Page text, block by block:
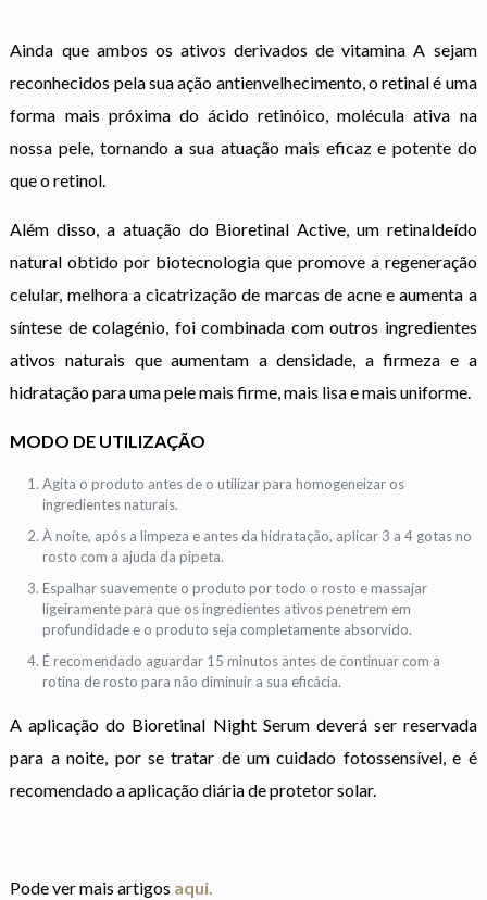
Ainda que ambos os ativos derivados de vitamina A sejam
reconhecidos pela sua ação antienvelhecimento, o retinal é uma
forma mais próxima do ácido retinóico, molécula ativa na
nossa pele, tornando a sua atuação mais eficaz e potente do
que o retinol.
Além disso, a atuação do Bioretinal Active, um retinaldeído
natural obtido por biotecnologia que promove a regeneração
celular, melhora a cicatrização de marcas de acne e aumenta a
síntese de colagénio, foi combinada com outros ingredientes
ativos naturais que aumentam a densidade, a firmeza e a
hidratação para uma pele mais firme, mais lisa e mais uniforme.
MODO DE UTILIZAÇÃO
Agita o produto antes de o utilizar para homogeneizar os
ingredientes naturais.
À noite, após a limpeza e antes da hidratação, aplicar 3 a 4 gotas no
rosto com a ajuda da pipeta.
Espalhar suavemente o produto por todo o rosto e massajar
ligeiramente para que os ingredientes ativos penetrem em
profundidade e o produto seja completamente absorvido.
É recomendado aguardar 15 minutos antes de continuar com a
rotina de rosto para não diminuir a sua eficácia.
A aplicação do Bioretinal Night Serum deverá ser reservada
para a noite, por se tratar de um cuidado fotossensível, e é
recomendado a aplicação diária de protetor solar.
Pode ver mais artigos aqui.